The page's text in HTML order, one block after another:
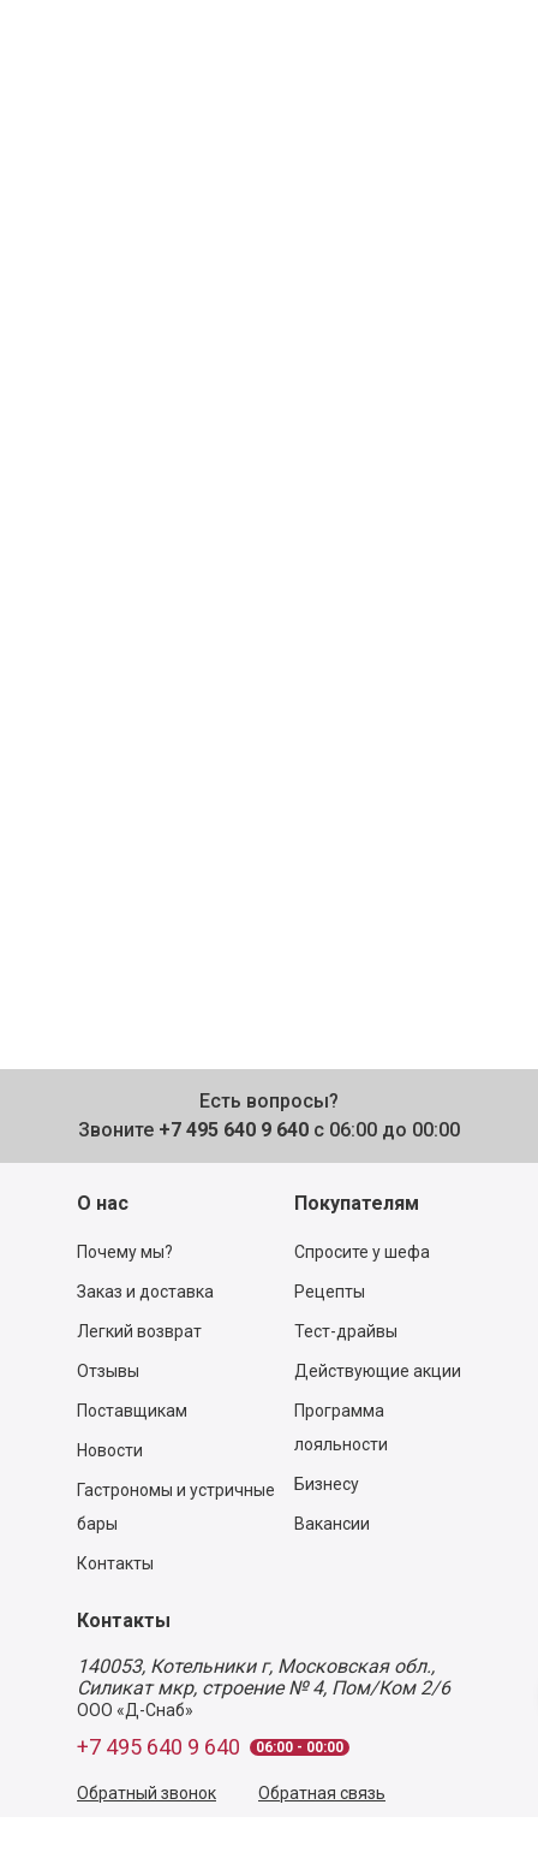
Есть вопросы?
Звоните +7 495 640 9 640 с 06:00 до 00:00
О нас
Почему мы?
Заказ и доставка
Легкий возврат
Отзывы
Поставщикам
Новости
Гастрономы и устричные
бары
Контакты
Покупателям
Спросите у шефа
Рецепты
Тест-драйвы
Действующие акции
Программа
лояльности
Бизнесу
Вакансии
Контакты
140053, Котельники г, Московская обл.,
Силикат мкр, строение № 4, Пом/Ком 2/6
ООО «Д-Снаб»
+7 495 640 9 640 06:00 - 00:00
Обратный звонок Обратная связь